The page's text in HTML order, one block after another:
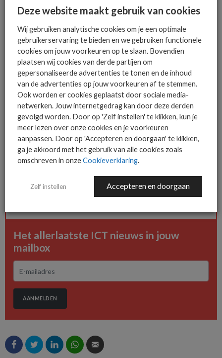
1,5 miljard.
Over de Telecommonitor
De ACM vraagt regulier informatie op bij de grootste
marktpartijen in de telecomsector en publiceert op basis
daarvan elk kwartaal de Telecommonitor. Die geeft de
ontwikkelingen weer in de markten voor mobiele diensten,
vaste telefonie, breedbandinternet, televisie en bundels in de
vorm van een interactief dashboard.
De ICT-wereld is snel. Mis
niets.
Het allerlaatste ICT nieuws in jouw
mailbox
AANMELDEN
Deze website maakt gebruik van cookies
Wij gebruiken analytische cookies om je een optimale
gebruikerservaring te bieden en we gebruiken functionele
cookies om jouw voorkeuren op te slaan. Bovendien
plaatsen wij cookies van derde partijen om
gepersonaliseerde advertenties te tonen en de inhoud
van de advertenties op jouw voorkeuren af te stemmen.
Ook worden er cookies geplaatst door sociale media-
netwerken. Jouw internetgedrag kan door deze derden
gevolgd worden. Door op 'Zelf instellen' te klikken, kun je
meer lezen over onze cookies en je voorkeuren
aanpassen. Door op 'Accepteren en doorgaan' te klikken,
ga je akkoord met het gebruik van alle cookies zoals
omschreven in onzeCookieverklaring.
Zelf instellen Accepteren en doorgaan